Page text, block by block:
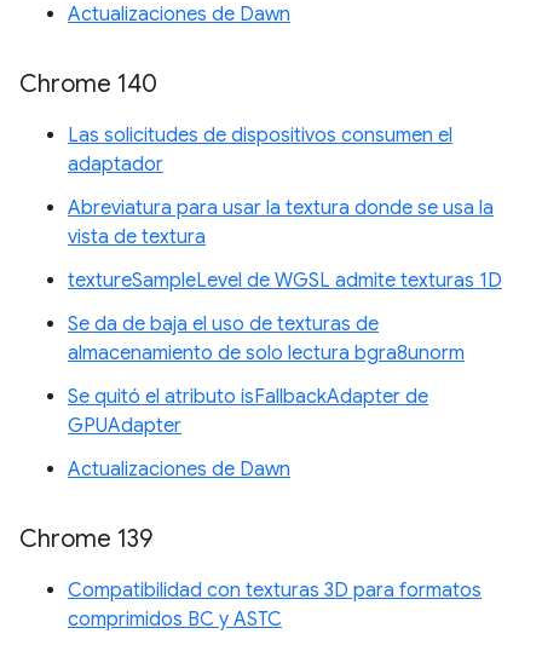
Actualizaciones de Dawn
Chrome 140
Las solicitudes de dispositivos consumen el
adaptador
Abreviatura para usar la textura donde se usa la
vista de textura
textureSampleLevel de WGSL admite texturas 1D
Se da de baja el uso de texturas de
almacenamiento de solo lectura bgra8unorm
Se quitó el atributo isFallbackAdapter de
GPUAdapter
Actualizaciones de Dawn
Chrome 139
Compatibilidad con texturas 3D para formatos
comprimidos BC y ASTC